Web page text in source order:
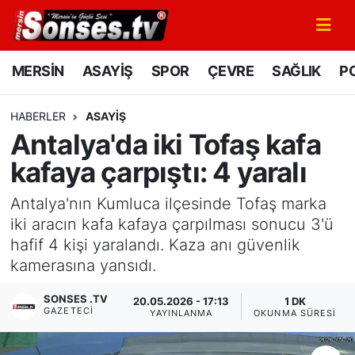
MERSİN ASAYİŞ SPOR ÇEVRE SAĞLIK
HABERLER ASAYİŞ
Antalya'da iki Tofaş kafa
kafaya çarpıştı: 4 yaralı
Antalya'nın Kumluca ilçesinde Tofaş marka
iki aracın kafa kafaya çarpılması sonucu 3'ü
hafif 4 kişi yaralandı. Kaza anı güvenlik
kamerasına yansıdı.
SONSES .TV
GAZETECI
20.05.2026 - 17:13
YAYINLANMA
1 DK
OKUNMA SÜRESI
MERSİN
SPOR
GÜNÜN MANŞETİ
DÜNYA
KÜLTÜR - SANAT
MAGAZİN
Mersin Nöbetçi Eczaneler
Mersin Namaz Vakitleri
Mersin Trafik Yoğunluk Haritası
Süper Lig Puan Durumu ve Fikstür
Tüm Manşetler
Son Dakika Haberleri
Haber Arşivi